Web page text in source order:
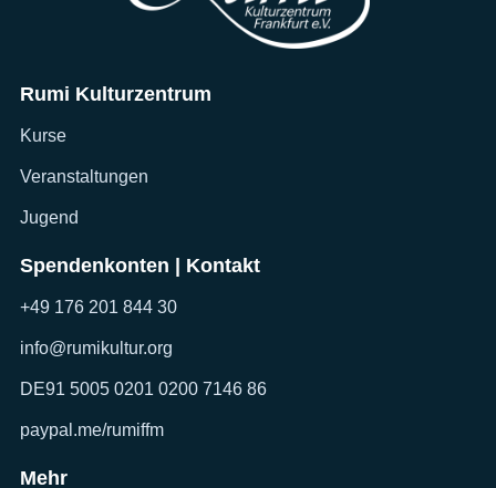
Rumi Kulturzentrum
Kurse
Veranstaltungen
Jugend
Spendenkonten | Kontakt
+49 176 201 844 30
info@rumikultur.org
DE91 5005 0201 0200 7146 86
paypal.me/rumiffm
Mehr